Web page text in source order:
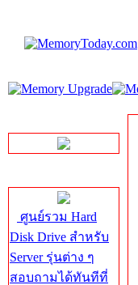
ศูนย์รวม Hard
Disk Drive สำหรับ
Server รุ่นต่าง ๆ
สอบถามได้ทันทีที่